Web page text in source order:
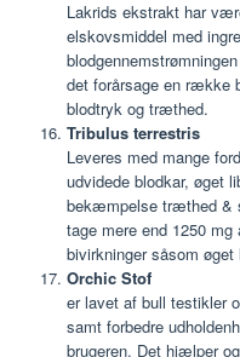
Lakrids ekstrakt har
elskovsmiddel med
det forårsage en række
blodtryk og træthed.
Tribulus terrestris
Leveres med mange
udvidede blodkar, øget
bekæmpelse træthed &
tage mere end 1250
bivirkninger såsom
Orchic Stof
er lavet af bull testikler
samt forbedre
brugeren. Det hjælper